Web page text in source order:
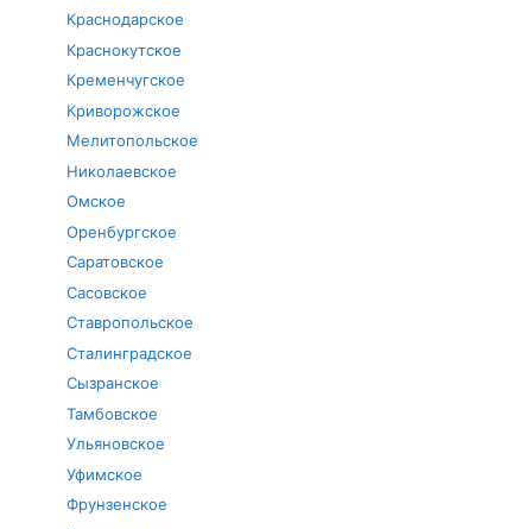
Краснодарское
Краснокутское
Кременчугское
Криворожское
Мелитопольское
Николаевское
Омское
Оренбургское
Саратовское
Сасовское
Ставропольское
Сталинградское
Сызранское
Тамбовское
Ульяновское
Уфимское
Фрунзенское